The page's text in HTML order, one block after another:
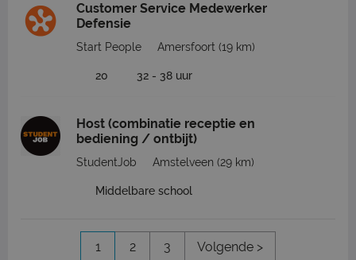
Customer Service Medewerker
Defensie
Start People Amersfoort (19 km)
20 32 - 38 uur
Host (combinatie receptie en
bediening / ontbijt)
StudentJob Amstelveen (29 km)
Middelbare school
1 2 3 Volgende >